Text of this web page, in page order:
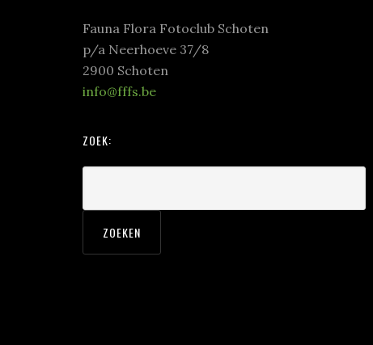
Fauna Flora Fotoclub Schoten
p/a Neerhoeve 37/8
2900 Schoten
info@fffs.be
ZOEK: